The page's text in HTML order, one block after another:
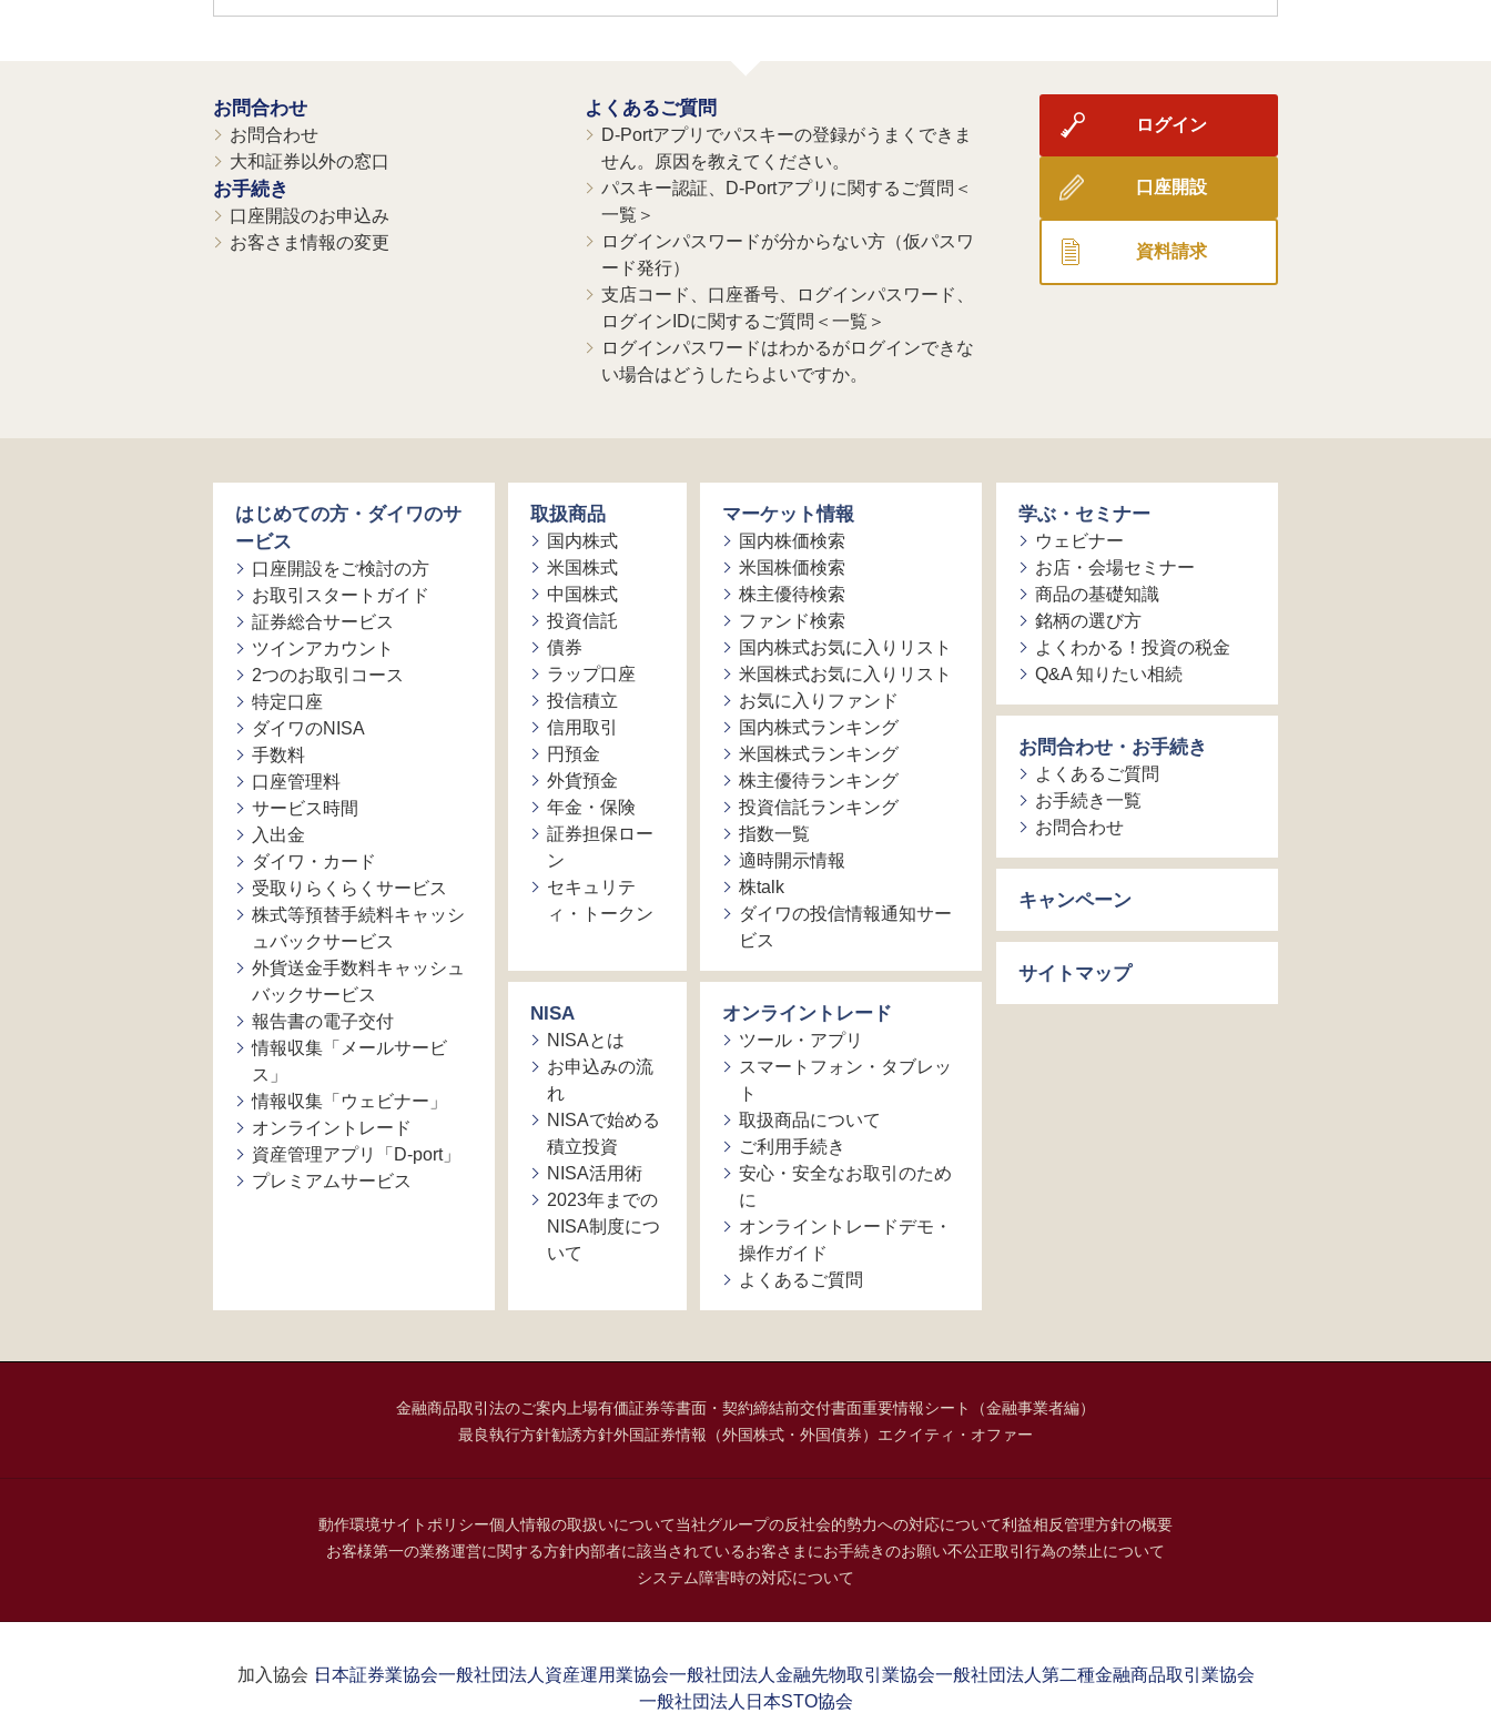
お問合わせ
お問合わせ
大和証券以外の窓口
お手続き
口座開設のお申込み
お客さま情報の変更
よくあるご質問
D-Portアプリでパスキーの登録がうまくできま
せん。原因を教えてください。
パスキー認証、D-Portアプリに関するご質問＜
一覧＞
ログインパスワードが分からない方（仮パスワ
ード発行）
支店コード、口座番号、ログインパスワード、
ログインIDに関するご質問＜一覧＞
ログインパスワードはわかるがログインできな
い場合はどうしたらよいですか。
ログイン
口座開設
資料請求
はじめての方・ダイワのサ
ービス
口座開設をご検討の方
お取引スタートガイド
証券総合サービス
ツインアカウント
2つのお取引コース
特定口座
ダイワのNISA
手数料
口座管理料
サービス時間
入出金
ダイワ・カード
受取りらくらくサービス
株式等預替手続料キャッシ
ュバックサービス
外貨送金手数料キャッシュ
バックサービス
報告書の電子交付
情報収集「メールサービ
ス」
情報収集「ウェビナー」
オンライントレード
資産管理アプリ「D-port」
プレミアムサービス
取扱商品
国内株式
米国株式
中国株式
投資信託
債券
ラップ口座
投信積立
信用取引
円預金
外貨預金
年金・保険
証券担保ロー
ン
セキュリテ
ィ・トークン
NISA
NISAとは
お申込みの流
れ
NISAで始める
積立投資
NISA活用術
2023年までの
NISA制度につ
いて
マーケット情報
国内株価検索
米国株価検索
株主優待検索
ファンド検索
国内株式お気に入りリスト
米国株式お気に入りリスト
お気に入りファンド
国内株式ランキング
米国株式ランキング
株主優待ランキング
投資信託ランキング
指数一覧
適時開示情報
株talk
ダイワの投信情報通知サー
ビス
オンライントレード
ツール・アプリ
スマートフォン・タブレッ
ト
取扱商品について
ご利用手続き
安心・安全なお取引のため
に
オンライントレードデモ・
操作ガイド
よくあるご質問
学ぶ・セミナー
ウェビナー
お店・会場セミナー
商品の基礎知識
銘柄の選び方
よくわかる！投資の税金
Q&A 知りたい相続
お問合わせ・お手続き
よくあるご質問
お手続き一覧
お問合わせ
キャンペーン
サイトマップ
金融商品取引法のご案内 上場有価証券等書面・契約締結前交付書面重要情報シート（金融事業者編）
最良執行方針勧誘方針外国証券情報（外国株式・外国債券） エクイティ・オファー
動作環境サイトポリシー個人情報の取扱いについて当社グループの反社会的勢力への対応について利益相反管理方針の概要
お客様第一の業務運営に関する方針内部者に該当されているお客さまにお手続きのお願い不公正取引行為の禁止について
システム障害時の対応について
加入協会：日本証券業協会一般社団法人資産運用業協会一般社団法人金融先物取引業協会一般社団法人第二種金融商品取引業協会
一般社団法人日本STO協会